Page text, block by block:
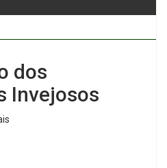
dos
Invejosos